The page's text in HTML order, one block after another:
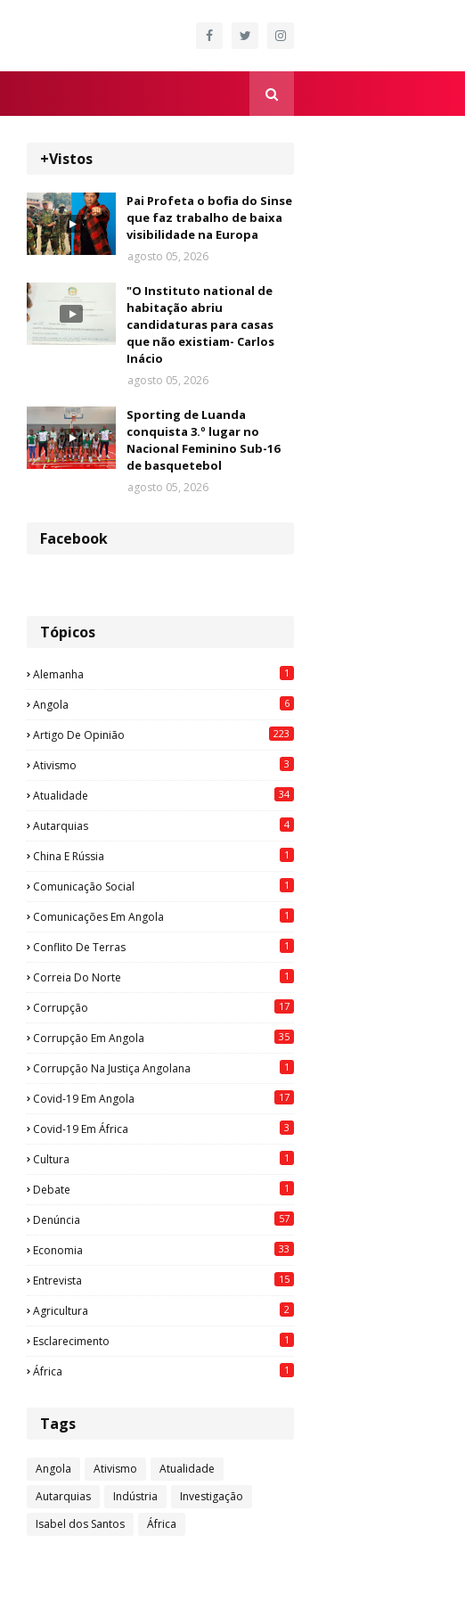
+Vistos
Pai Profeta o bofia do Sinse
que faz trabalho de baixa
visibilidade na Europa
agosto 05, 2026
"O Instituto national de
habitação abriu
candidaturas para casas
que não existiam- Carlos
Inácio
agosto 05, 2026
Sporting de Luanda
conquista 3.º lugar no
Nacional Feminino Sub-16
de basquetebol
agosto 05, 2026
Facebook
Tópicos
Alemanha 1
Angola 6
Artigo De Opinião 223
Ativismo 3
Atualidade 34
Autarquias 4
China E Rússia 1
Comunicação Social 1
Comunicações Em Angola 1
Conflito De Terras 1
Correia Do Norte 1
Corrupção 17
Corrupção Em Angola 35
Corrupção Na Justiça Angolana 1
Covid-19 Em Angola 17
Covid-19 Em África 3
Cultura 1
Debate 1
Denúncia 57
Economia 33
Entrevista 15
Agricultura 2
Esclarecimento 1
África 1
Tags
Angola Ativismo
Atualidade
Autarquias
Indústria
Investigação
Isabel dos Santos
África